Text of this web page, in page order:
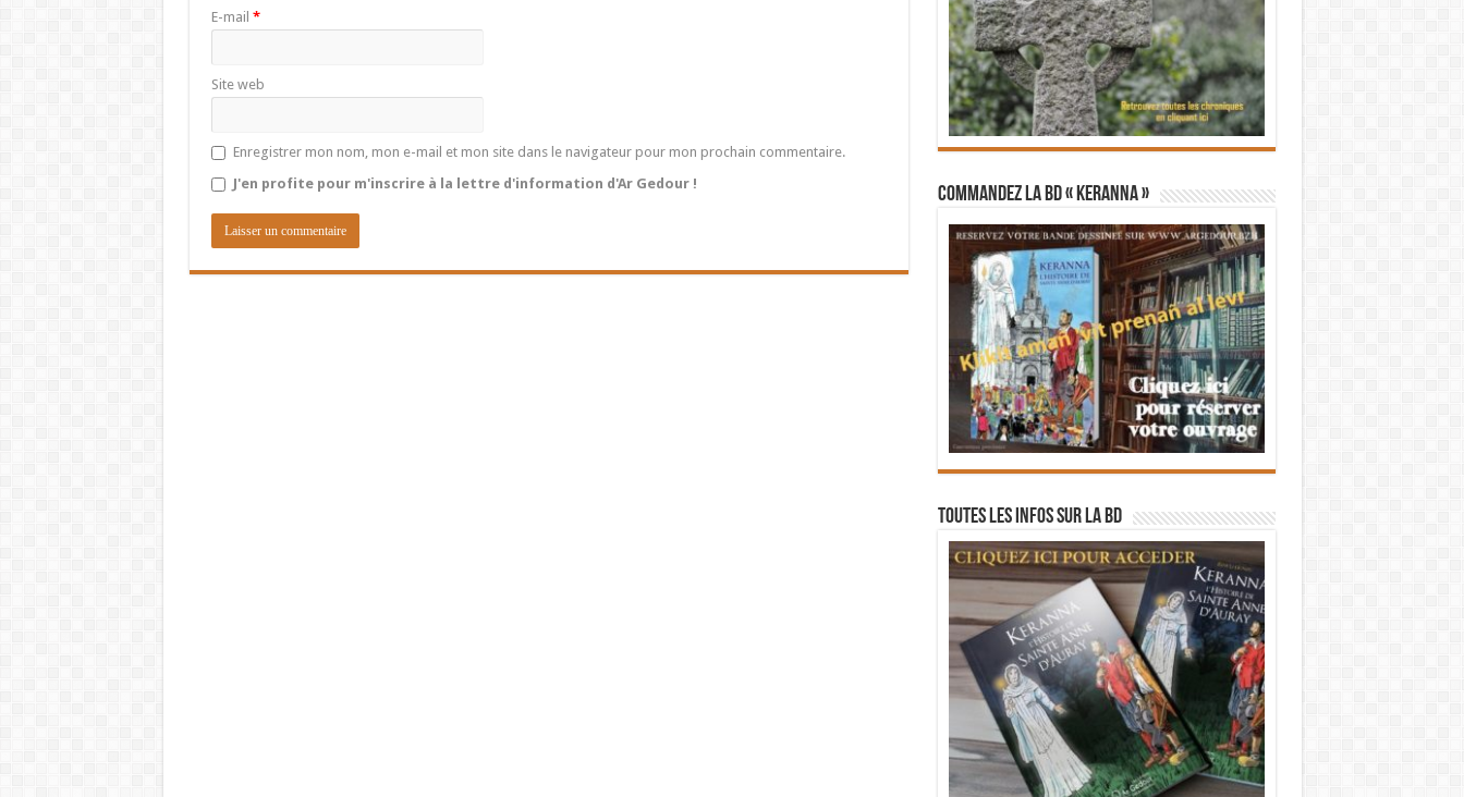
E-mail *
Site web
Enregistrer mon nom, mon e-mail et mon site dans le navigateur pour mon prochain commentaire.
J'en profite pour m'inscrire à la lettre d'information d'Ar Gedour !
Commandez la BD « Keranna »
Toutes les infos sur la BD